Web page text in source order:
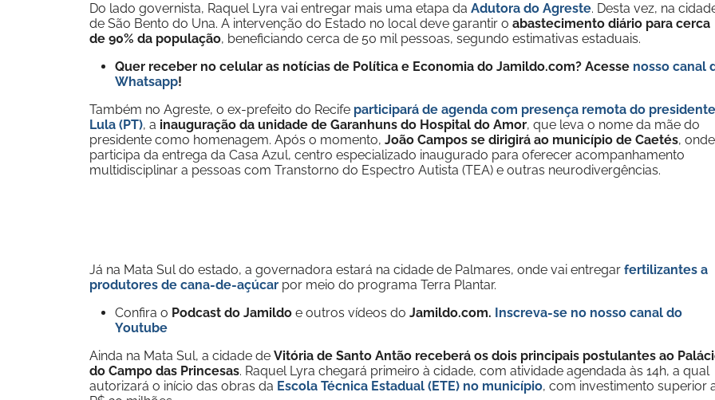
Do lado governista, Raquel Lyra vai entregar mais uma etapa da Adutora do Agreste. Desta vez, na
de São Bento do Una. A intervenção do Estado no local deve garantir o abastecimento diário para cerca
de 90% da população, beneficiando cerca de 50 mil pessoas, segundo estimativas estaduais.
Quer receber no celular as notícias de Política e Economia do Jamildo.com? Acesse nosso canal
Whatsapp!
Também no Agreste, o ex-prefeito do Recife participará de agenda com presença remota do presidente
Lula (PT), a inauguração da unidade de Garanhuns do Hospital do Amor, que leva o nome da mãe do
presidente como homenagem. Após o momento, João Campos se dirigirá ao município de Caetés, onde
participa da entrega da Casa Azul, centro especializado inaugurado para oferecer acompanhamento
multidisciplinar a pessoas com Transtorno do Espectro Autista (TEA) e outras neurodivergências.
Já na Mata Sul do estado, a governadora estará na cidade de Palmares, onde vai entregar fertilizantes a
produtores de cana-de-açúcar por meio do programa Terra Plantar.
Confira o Podcast do Jamildo e outros vídeos do Jamildo.com. Inscreva-se no nosso canal do
Youtube
Ainda na Mata Sul, a cidade de Vitória de Santo Antão receberá os dois principais postulantes ao
do Campo das Princesas. Raquel Lyra chegará primeiro à cidade, com atividade agendada às 14h, a qual
autorizará o início das obras da Escola Técnica Estadual (ETE) no município, com investimento superior